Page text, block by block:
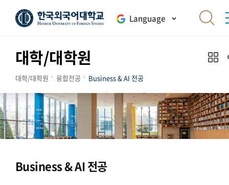
Language
대학/대학원
대학/대학원 융합전공 Business & AI 전공
Business & AI 전공